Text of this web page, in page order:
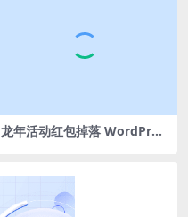
龙年活动红包掉落 WordPres